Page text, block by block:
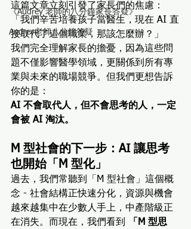
《Audrey 老師的八分鐘家長答疑》
Audrey老師八分鐘答疑
這篇文章立刻引發了家長們的焦慮：
「我們辛苦培養孩子當醫生，現在 AI 直
接取代了這個職業，那該怎麼辦？」
我們完全理解家長的擔憂，因為這些問
題不僅影響醫學領域，更關係到所有專
業與未來的職場競爭。但我們更想告訴
你的是：
AI 不會取代人，但不會思考的人，一定
會被 AI 淘汰。
M 型社會的下一步：AI 讓思考
也開始「M 型化」
過去，我們常聽到「M 型社會」這個概
念 - 社會結構正快速分化，資源與機會
越來越集中在少數人手上，中產階級正
在消失。而現在，我們看到
「M 型思